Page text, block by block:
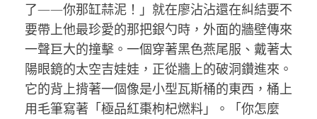
了——你那缸蒜泥！」就在廖沾沾還在糾結要不
要帶上他最珍愛的那把銀勺時，外面的牆壁傳來
一聲巨大的撞擊。一個穿著黑色燕尾服、戴著太
陽眼鏡的太空吉娃娃，正從牆上的破洞鑽進來。
它的背上揹著一個像是小型瓦斯桶的東西，桶上
用毛筆寫著「極品紅棗枸杞燃料」。「你怎麼